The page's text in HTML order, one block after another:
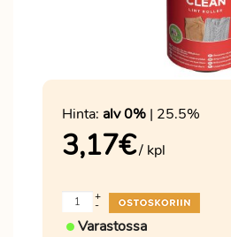
Hinta: alv 0% | 25.5%
3,17€/ kpl
-
+
Varastossa